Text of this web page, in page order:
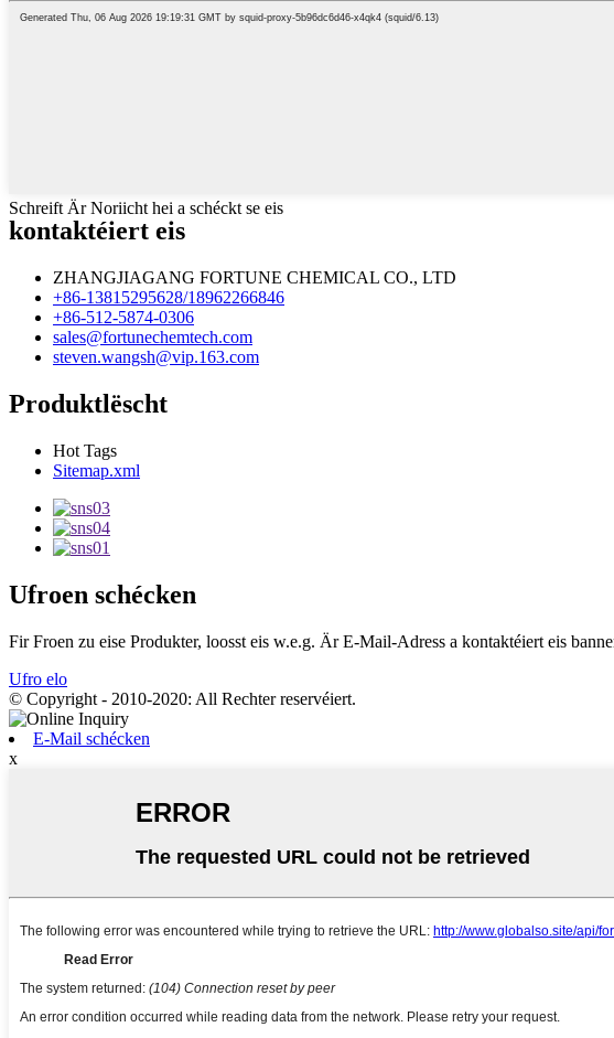
Schreift Är Noriicht hei a schéckt se eis
kontaktéiert eis
ZHANGJIAGANG FORTUNE CHEMICAL CO., LTD
+86-13815295628/18962266846
+86-512-5874-0306
sales@fortunechemtech.com
steven.wangsh@vip.163.com
Produktlëscht
Hot Tags
Sitemap.xml
Ufroen schécken
Fir Froen zu eise Produkter, loosst eis w.e.g. Är E-Mail-Adress a kontaktéiert eis
Ufro elo
© Copyright - 2010-2020: All Rechter reservéiert.
E-Mail schécken
x